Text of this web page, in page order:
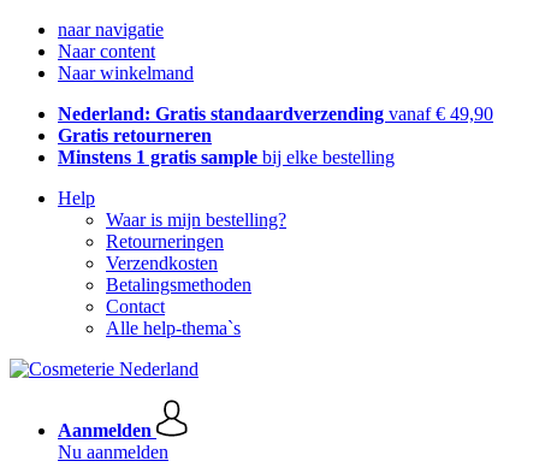
naar navigatie
Naar content
Naar winkelmand
Nederland: Gratis standaardverzending vanaf € 49,90
Gratis retourneren
Minstens 1 gratis sample bij elke bestelling
Help
Waar is mijn bestelling?
Retourneringen
Verzendkosten
Betalingsmethoden
Contact
Alle help-thema`s
Aanmelden
Nu aanmelden